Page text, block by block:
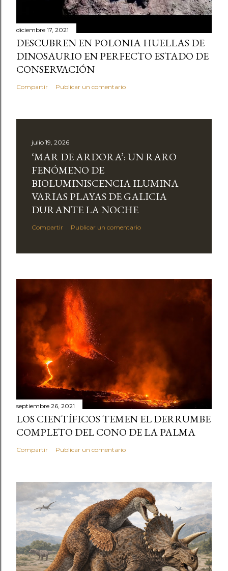
diciembre 17, 2021
DESCUBREN EN POLONIA HUELLAS DE
DINOSAURIO EN PERFECTO ESTADO DE
CONSERVACIÓN
Compartir Publicar un comentario
julio 19, 2026
‘MAR DE ARDORA’: UN RARO
FENÓMENO DE
BIOLUMINISCENCIA ILUMINA
VARIAS PLAYAS DE GALICIA
DURANTE LA NOCHE
Compartir Publicar un comentario
septiembre 26, 2021
LOS CIENTÍFICOS TEMEN EL DERRUMBE
COMPLETO DEL CONO DE LA PALMA
Compartir Publicar un comentario